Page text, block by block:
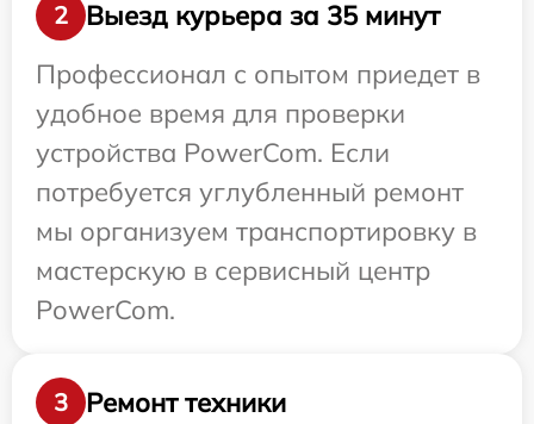
2
Выезд курьера за 35 минут
Профессионал с опытом приедет в
удобное время для проверки
устройства PowerCom. Если
потребуется углубленный ремонт
мы организуем транспортировку в
мастерскую в сервисный центр
PowerCom.
3
Ремонт техники